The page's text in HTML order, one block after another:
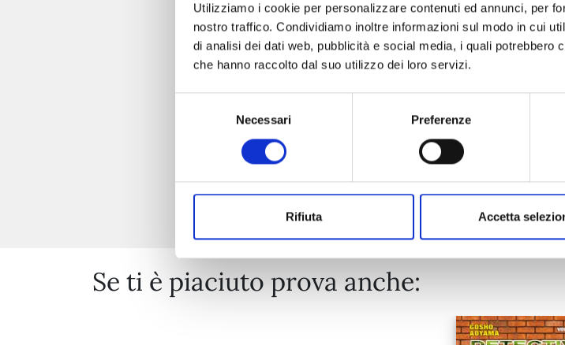
Utilizziamo i cookie per personalizzare contenuti ed annunci, per
nostro traffico. Condividiamo inoltre informazioni sul modo in cui
di analisi dei dati web, pubblicità e social media, i quali potrebbero
che hanno raccolto dal suo utilizzo dei loro servizi.
Necessari Preferenze
Rifiuta Accetta
23/03/
€ 5,50
Mostra
Se ti è piaciuto prova anche: